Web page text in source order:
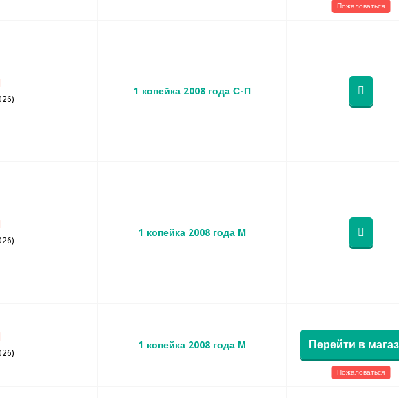
Пожаловаться
1 копейка 2008 года С-П
1 копейка 2008 года M
1 копейка 2008 года М Перейти в
Пожаловаться